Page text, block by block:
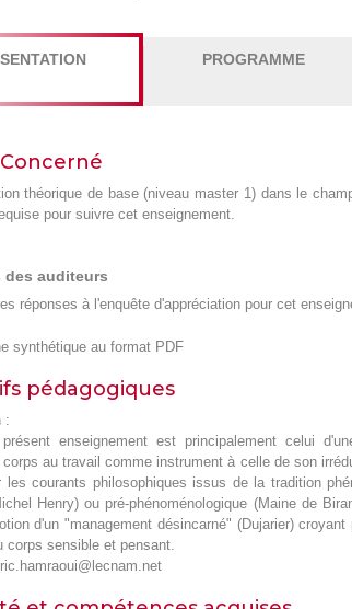
PROGRAMME
théorique de base (niveau master 1) dans le
pour suivre cet enseignement.
des auditeurs
réponses à l'enquête d'appréciation pour cet
synthétique au format PDF
pédagogiques
:
enseignement est principalement celui
au travail comme instrument à celle de son
les courants philosophiques issus de la tradition
Henry) ou pré-phénoménologique (Maine de
d'un "management désincarné" (Dujarier)
corps sensible et pensant.